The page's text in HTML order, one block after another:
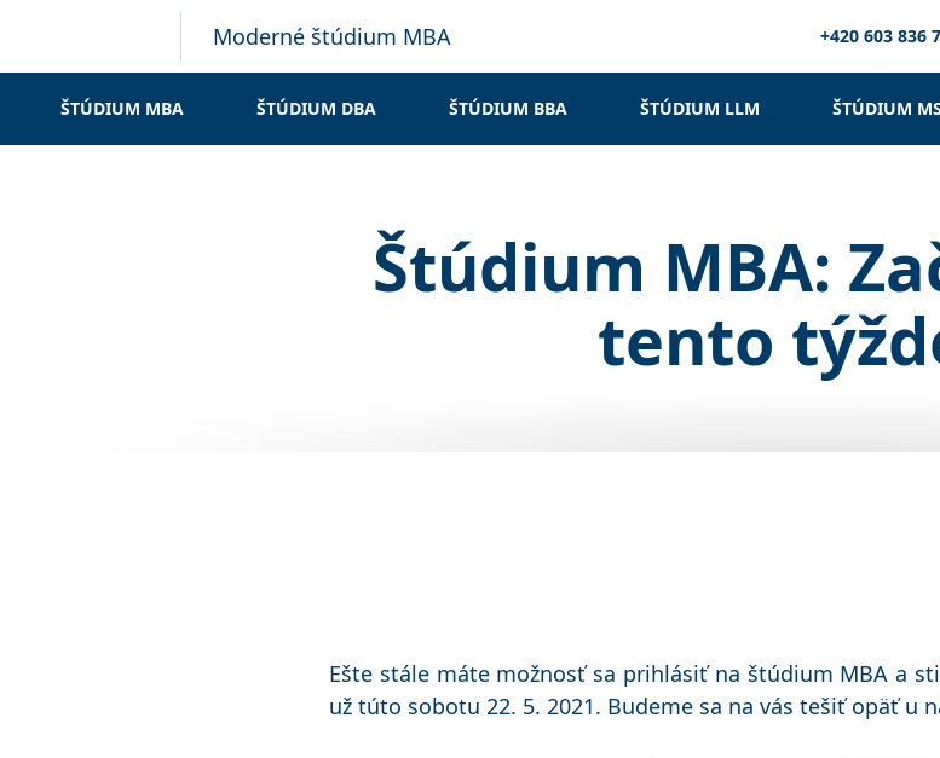
Moderné štúdium MBA +420 603 836
ŠTÚDIUM MBA ŠTÚDIUM DBA ŠTÚDIUM BBA ŠTÚDIUM LLM ŠTÚDIUM
Štúdium MBA:
tento
Ešte stále máte možnosť sa prihlásiť na štúdium MBA a
už túto sobotu 22. 5. 2021. Budeme sa na vás tešiť opäť u